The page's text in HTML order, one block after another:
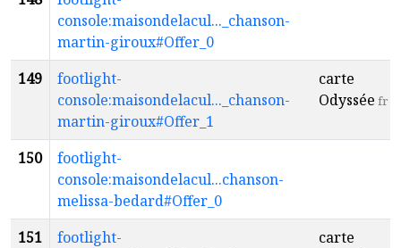
console:maisondelacul..._chanson-
martin-giroux#Offer_0
149
footlight-
console:maisondelacul..._chanson-
martin-giroux#Offer_1
carte
Odyssée fr
150
footlight-
console:maisondelacul...chanson-
melissa-bedard#Offer_0
151
footlight-
carte